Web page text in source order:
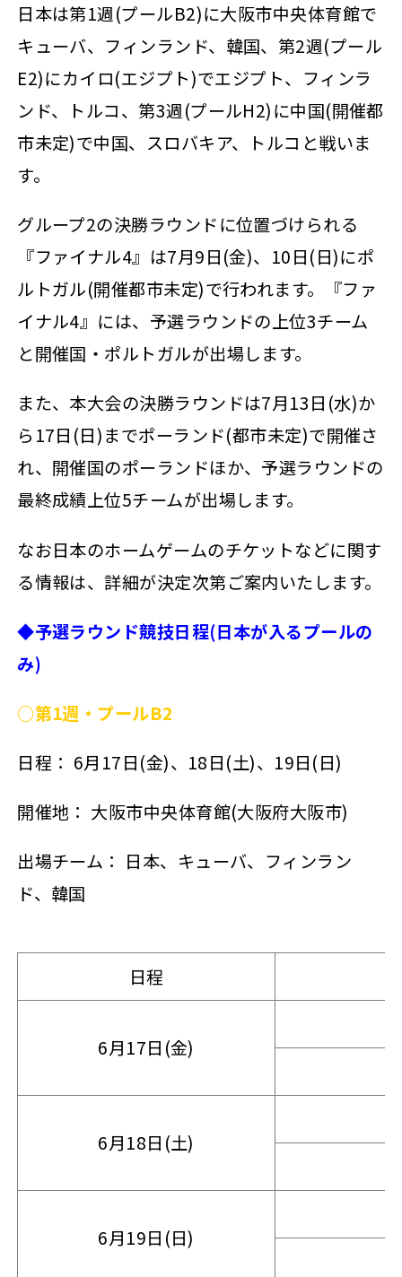
日本は第1週(プールB2)に大阪市中央体育館で
キューバ、フィンランド、韓国、第2週(プール
E2)にカイロ(エジプト)でエジプト、フィンラ
ンド、トルコ、第3週(プールH2)に中国(開催都
市未定)で中国、スロバキア、トルコと戦いま
す。
グループ2の決勝ラウンドに位置づけられる
『ファイナル4』は7月9日(金)、10日(日)にポ
ルトガル(開催都市未定)で行われます。『ファ
イナル4』には、予選ラウンドの上位3チーム
と開催国・ポルトガルが出場します。
また、本大会の決勝ラウンドは7月13日(水)か
ら17日(日)までポーランド(都市未定)で開催さ
れ、開催国のポーランドほか、予選ラウンドの
最終成績上位5チームが出場します。
なお日本のホームゲームのチケットなどに関す
る情報は、詳細が決定次第ご案内いたします。
◆予選ラウンド競技日程(日本が入るプールの
み)
○第1週・プールB2
日程： 6月17日(金)、18日(土)、19日(日)
開催地： 大阪市中央体育館(大阪府大阪市)
出場チーム： 日本、キューバ、フィンラン
ド、韓国
日程
6月17日(金)
6月18日(土)
6月19日(日)